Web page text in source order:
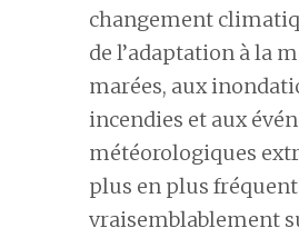
changement
de l’adaptation à la
marées, aux
incendies et aux
météorologiques
plus en plus
vraisemblablement